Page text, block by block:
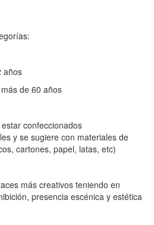
años
de 60 años
confeccionados
y se sugiere con materiales de
cartones, papel, latas, etc)
más creativos teniendo en
presencia escénica y estética